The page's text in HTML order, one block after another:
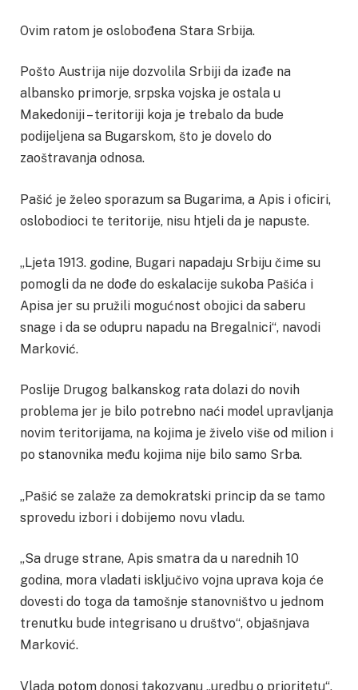
Ovim ratom je oslobođena Stara Srbija.
Pošto Austrija nije dozvolila Srbiji da izađe na
albansko primorje, srpska vojska je ostala u
Makedoniji – teritoriji koja je trebalo da bude
podijeljena sa Bugarskom, što je dovelo do
zaoštravanja odnosa.
Pašić je želeo sporazum sa Bugarima, a Apis i oficiri,
oslobodioci te teritorije, nisu htjeli da je napuste.
„Ljeta 1913. godine, Bugari napadaju Srbiju čime su
pomogli da ne dođe do eskalacije sukoba Pašića i
Apisa jer su pružili mogućnost obojici da saberu
snage i da se odupru napadu na Bregalnici“, navodi
Marković.
Poslije Drugog balkanskog rata dolazi do novih
problema jer je bilo potrebno naći model upravljanja
novim teritorijama, na kojima je živelo više od milion i
po stanovnika među kojima nije bilo samo Srba.
„Pašić se zalaže za demokratski princip da se tamo
sprovedu izbori i dobijemo novu vladu.
„Sa druge strane, Apis smatra da u narednih 10
godina, mora vladati isključivo vojna uprava koja će
dovesti do toga da tamošnje stanovništvo u jednom
trenutku bude integrisano u društvo“, objašnjava
Marković.
Vlada potom donosi takozvanu „uredbu o prioritetu“,